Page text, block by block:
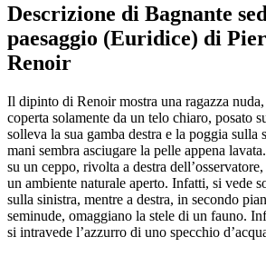
Descrizione di Bagnante
paesaggio (Euridice) di
Renoir
Il dipinto di Renoir mostra una ragazza nuda,
coperta solamente da un telo chiaro, posato
solleva la sua gamba destra e la poggia sulla
mani sembra asciugare la pelle appena
su un ceppo, rivolta a destra
un ambiente naturale aperto. Infatti, si vede
sulla sinistra, mentre a destra, in secondo
seminude, omaggiano la stele di un fauno.
si intravede l’azzurro di uno specchio